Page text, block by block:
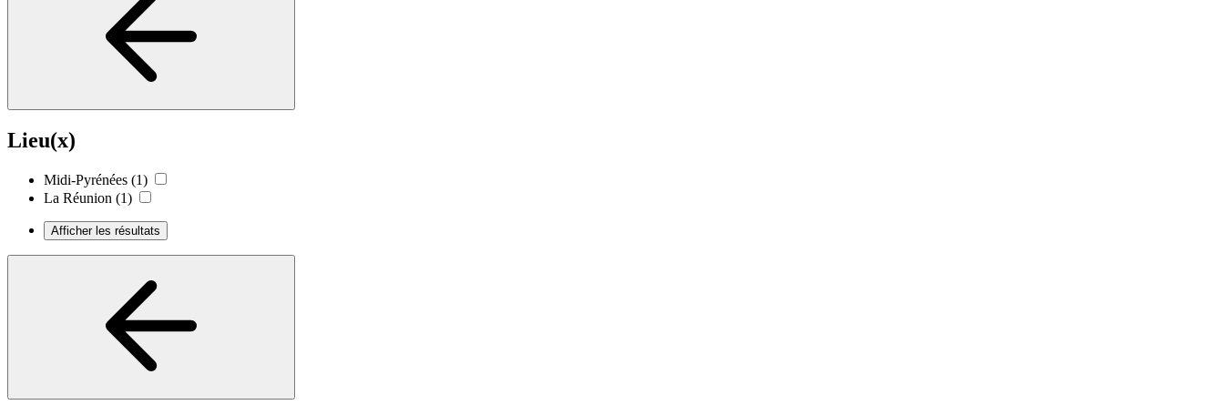
Lieu(x)
Midi-Pyrénées (1)
La Réunion (1)
Afficher les résultats